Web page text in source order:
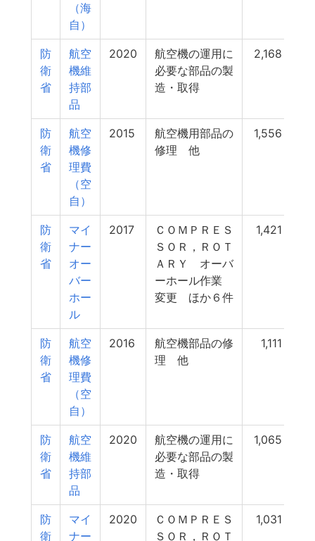
（海
自）
防
衛
省
航空
機維
持部
品
2020
航空機の運用に
必要な部品の製
造・取得
2,168
防
衛
省
航空
機修
理費
（空
自）
2015
航空機用部品の
修理 他
1,556
防
衛
省
マイ
ナー
オー
バー
ホー
ル
2017
ＣＯＭＰＲＥＳ
ＳＯＲ，ＲＯＴ
ＡＲＹ オーバ
ーホール作業
変更 ほか６件
1,421
防
衛
省
航空
機修
理費
（空
自）
2016
航空機部品の修
理 他
1,111
防
衛
省
航空
機維
持部
品
2020
航空機の運用に
必要な部品の製
造・取得
1,065
防
衛
マイ
ナー
2020
ＣＯＭＰＲＥＳ
ＳＯＲ，ＲＯＴ
1,031